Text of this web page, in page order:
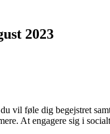
2023
vil føle dig begejstret
At engagere sig i